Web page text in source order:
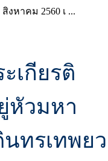
หาคม 2560 เ ...
เกียรติ
หัวมหา
ทรเทพยว